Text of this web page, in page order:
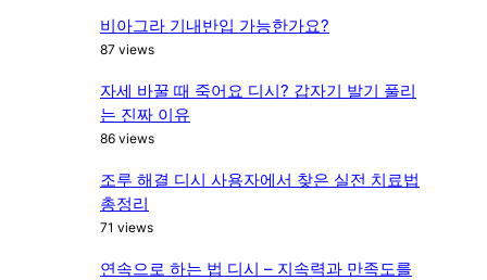
비아그라 기내반입 가능한가요?
87 views
자세 바꿀 때 죽어요 디시? 갑자기 발기 풀리
는 진짜 이유
86 views
조루 해결 디시 사용자에서 찾은 실전 치료법
총정리
71 views
연속으로 하는 법 디시 – 지속력과 만족도를